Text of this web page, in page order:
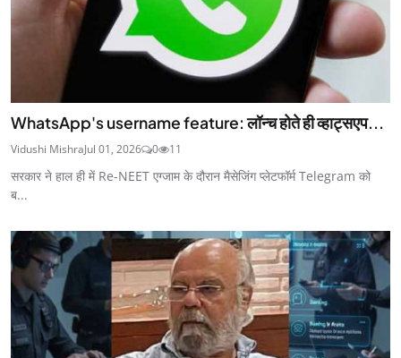
WhatsApp's username feature: लॉन्च होते ही व्हाट्सएप...
Vidushi MishraJul 01, 2026 0 11
सरकार ने हाल ही में Re-NEET एग्जाम के दौरान मैसेजिंग प्लेटफॉर्म Telegram को
ब...